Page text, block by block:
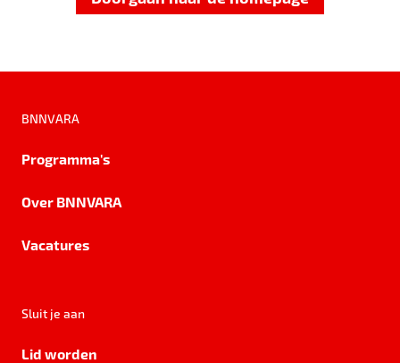
BNNVARA
Programma's
Over BNNVARA
Vacatures
Sluit je aan
Lid worden